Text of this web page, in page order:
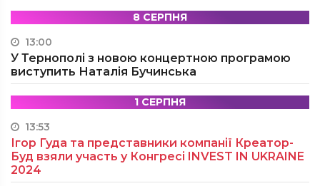
8 СЕРПНЯ
13:00
У Тернополі з новою концертною програмою
виступить Наталія Бучинська
1 СЕРПНЯ
13:53
Ігор Гуда та представники компанії Креатор-
Буд взяли участь у Конгресі INVEST IN UKRAINE
2024